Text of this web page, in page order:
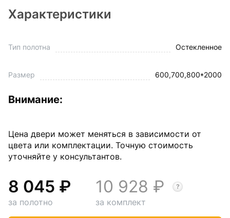
Характеристики
Тип полотна Остекленное
Размер 600,700,800*2000
Внимание:
Цена двери может меняться в зависимости от
цвета или комплектации. Точную стоимость
уточняйте у консультантов.
8 045
за полотно
10 928
за комплект